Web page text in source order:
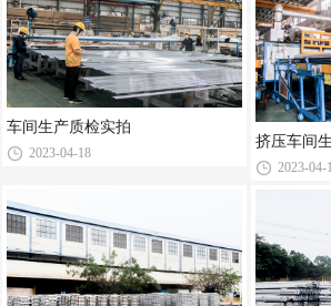
车间生产质检实拍
2023-04-18
挤压车间
2023-04-